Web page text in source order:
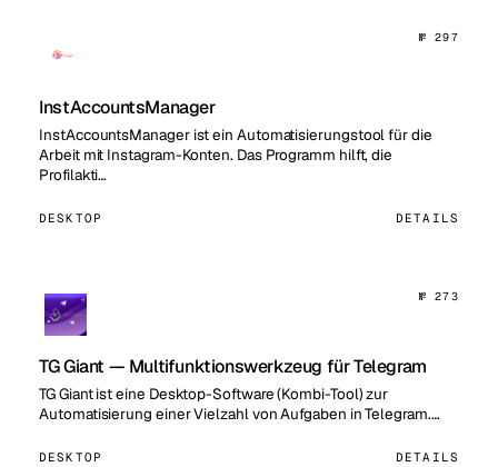
№ 297
InstAccountsManager
InstAccountsManager ist ein Automatisierungstool für die
Arbeit mit Instagram-Konten. Das Programm hilft, die
Profilakti…
DESKTOP DETAILS
№ 273
TG Giant — Multifunktionswerkzeug für Telegram
TG Giant ist eine Desktop-Software (Kombi-Tool) zur
Automatisierung einer Vielzahl von Aufgaben in Telegram.…
DESKTOP DETAILS